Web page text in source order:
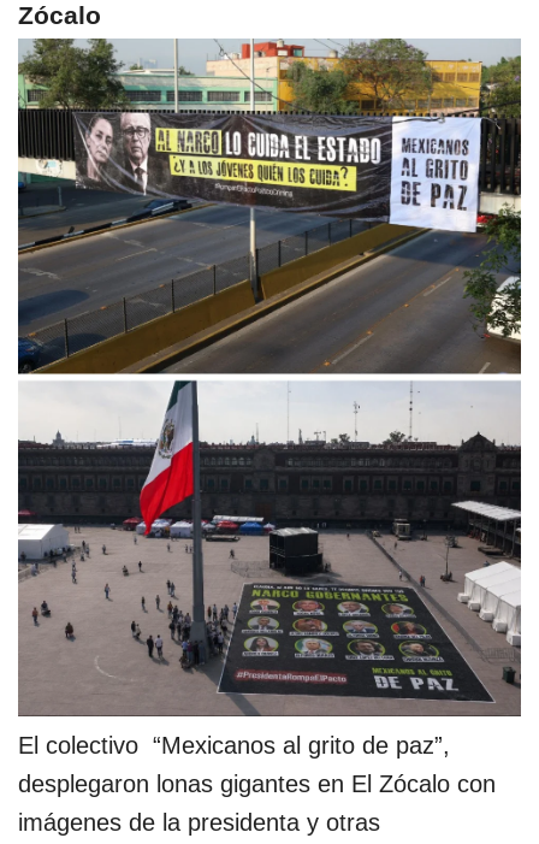
Zócalo
El colectivo “Mexicanos al grito de paz”,
desplegaron lonas gigantes en El Zócalo con
imágenes de la presidenta y otras